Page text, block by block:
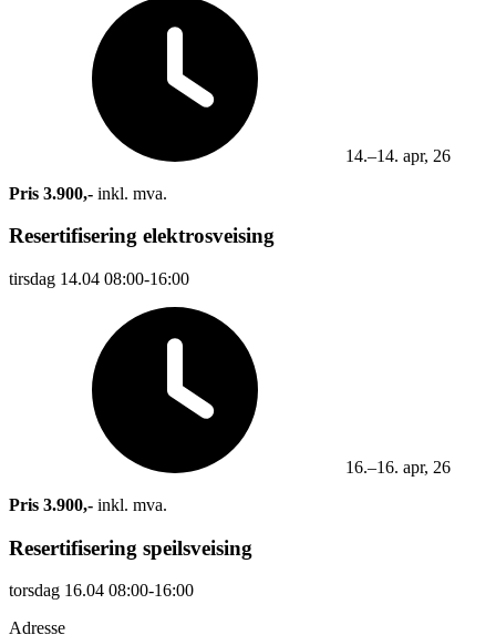
14.–14. apr, 26
Pris 3.900,- inkl. mva.
Resertifisering elektrosveising
tirsdag 14.04 08:00-16:00
16.–16. apr, 26
Pris 3.900,- inkl. mva.
Resertifisering speilsveising
torsdag 16.04 08:00-16:00
Adresse